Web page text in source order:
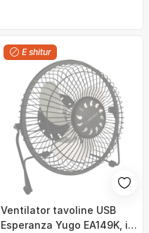
E shitur
Ventilator tavoline USB
Esperanza Yugo EA149K, i